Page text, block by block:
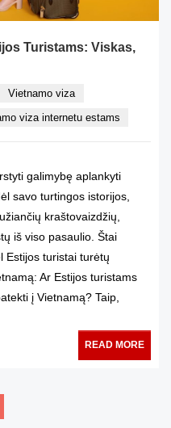
Turistams: Viskas,
Vietnamo viza
viza internetu estams
galimybę aplankyti
savo turtingos istorijos,
kraštovaizdžių,
iš viso pasaulio. Štai
Estijos turistai turėtų
Ar Estijos turistams
į Vietnamą? Taip,
READ MORE